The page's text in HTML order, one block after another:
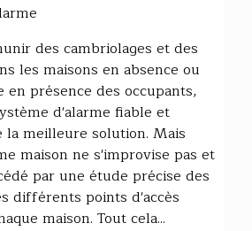
des cambriolages et des
les maisons en absence ou
en présence des occupants,
d'alarme fiable et
la meilleure solution. Mais
maison ne s'improvise pas et
par une étude précise des
différents points d'accès
maison. Tout cela...